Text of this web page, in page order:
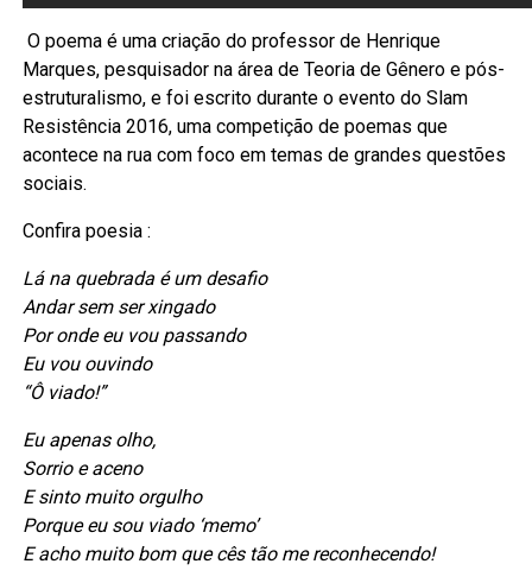
O poema é uma criação do professor de Henrique
Marques, pesquisador na área de Teoria de Gênero e pós-
estruturalismo, e foi escrito durante o evento do Slam
Resistência 2016, uma competição de poemas que
acontece na rua com foco em temas de grandes questões
sociais.
Confira poesia :
Lá na quebrada é um desafio
Andar sem ser xingado
Por onde eu vou passando
Eu vou ouvindo
“Ô viado!”
Eu apenas olho,
Sorrio e aceno
E sinto muito orgulho
Porque eu sou viado ‘memo’
E acho muito bom que cês tão me reconhecendo!